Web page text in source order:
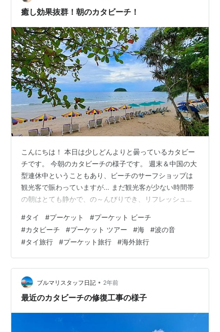
癒し効果抜群！朝のカタビーチ！
こんにちは！ 本日は少しどんよりと曇っているカタビー
チです。 今朝のカタビーチの様子です。 週末＆中国の大
型連休中ということもあり、ビーチのサーフショップは
観光客で賑わっていますが… まだ観光客が少ない時間帯
の朝はとても静かで、の～んびりでき、リフレッシュに
少しずつ変わってきそうです。 昨晩の雨で海は少し濁っ
ていますが、本日は風があまりない為、波も穏やか！ サ
ーフィンシーズンの終了もあと少しですね。 乾季も待ち
遠しいですが、雨季の静かな雰囲気もまた良きです♡
#タイ #プーケット #プーケット ビーチ
#カタビーチ #プーケット ツアー #海 #波の音
#タイ旅行 #プーケット旅行 #海外旅行
ブルマリスタッフ日記 • 2年前
最近のカタビーチの修復工事の様子